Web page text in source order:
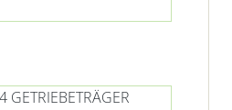
GETRIEBETRÄGER